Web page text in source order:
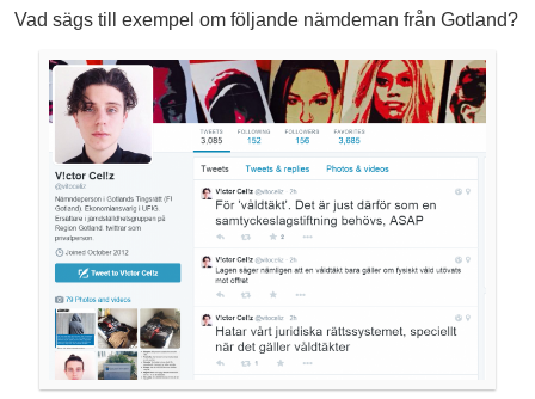
Vad sägs till exempel om följande nämdeman från Gotland?